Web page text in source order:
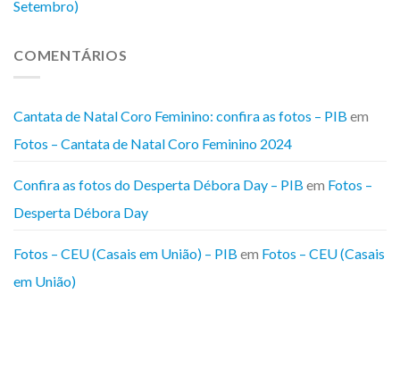
Setembro)
COMENTÁRIOS
Cantata de Natal Coro Feminino: confira as fotos – PIB em
Fotos – Cantata de Natal Coro Feminino 2024
Confira as fotos do Desperta Débora Day – PIB em Fotos –
Desperta Débora Day
Fotos – CEU (Casais em União) – PIB em Fotos – CEU (Casais
em União)